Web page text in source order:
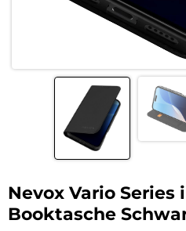
Nevox Vario Series
Booktasche